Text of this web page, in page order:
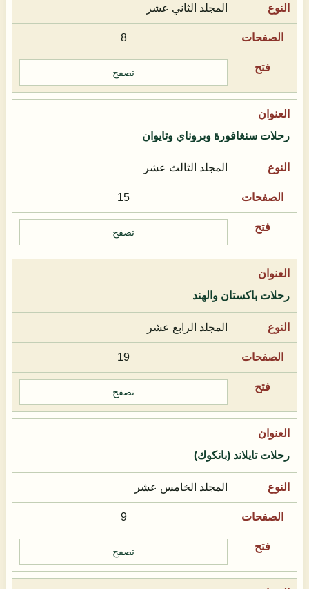
المجلد الثاني عشر
8
تصفح
رحلات سنغافورة وبروناي وتايوان
المجلد الثالث عشر
15
تصفح
رحلات باكستان والهند
المجلد الرابع عشر
19
تصفح
رحلات تايلاند (بانكوك)
المجلد الخامس عشر
9
تصفح